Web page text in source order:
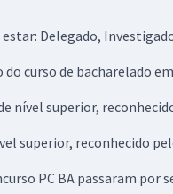
Delegado,
do curso de bacharelado
nível superior,
superior, reconhecido
PC BA passaram por